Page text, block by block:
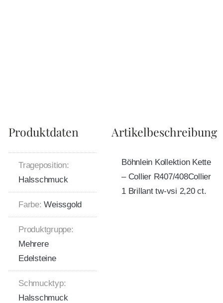
Produktdaten
Trageposition:
Halsschmuck
Farbe: Weissgold
Produktgruppe:
Mehrere
Edelsteine
Schmucktyp:
Halsschmuck
Artikelbeschreibung
Böhnlein Kollektion Kette
– Collier R407/408Collier
1 Brillant tw-vsi 2,20 ct.